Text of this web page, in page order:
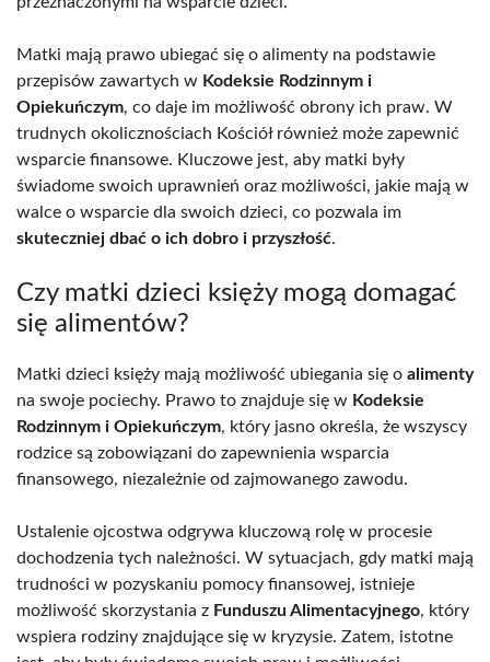
Matki mają prawo ubiegać się o alimenty na podstawie
przepisów zawartych w Kodeksie Rodzinnym i
Opiekuńczym, co daje im możliwość obrony ich praw. W
trudnych okolicznościach Kościół również może zapewnić
wsparcie finansowe. Kluczowe jest, aby matki były
świadome swoich uprawnień oraz możliwości, jakie mają w
walce o wsparcie dla swoich dzieci, co pozwala im
skuteczniej dbać o ich dobro i przyszłość.
Czy matki dzieci księży mogą domagać
się alimentów?
Matki dzieci księży mają możliwość ubiegania się o alimenty
na swoje pociechy. Prawo to znajduje się w Kodeksie
Rodzinnym i Opiekuńczym, który jasno określa, że wszyscy
rodzice są zobowiązani do zapewnienia wsparcia
finansowego, niezależnie od zajmowanego zawodu.
Ustalenie ojcostwa odgrywa kluczową rolę w procesie
dochodzenia tych należności. W sytuacjach, gdy matki mają
trudności w pozyskaniu pomocy finansowej, istnieje
możliwość skorzystania z Funduszu Alimentacyjnego, który
wspiera rodziny znajdujące się w kryzysie. Zatem, istotne